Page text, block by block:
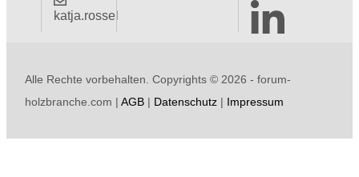
katja.rossel
Alle Rechte vorbehalten. Copyrights ©2026 - forum-
holzbranche.com |AGB | Datenschutz | Impressum